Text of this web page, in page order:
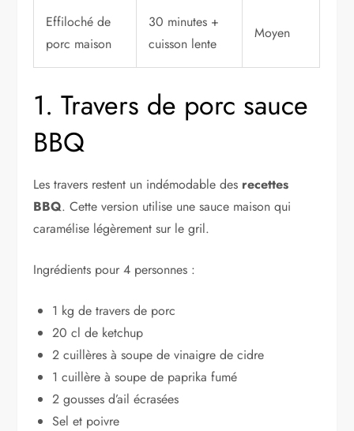
Effiloché de
porc maison
30 minutes +
cuisson lente
Moyen
1. Travers de porc sauce
BBQ
Les travers restent un indémodable des recettes
BBQ. Cette version utilise une sauce maison qui
caramélise légèrement sur le gril.
Ingrédients pour 4 personnes :
1 kg de travers de porc
20 cl de ketchup
2 cuillères à soupe de vinaigre de cidre
1 cuillère à soupe de paprika fumé
2 gousses d’ail écrasées
Sel et poivre